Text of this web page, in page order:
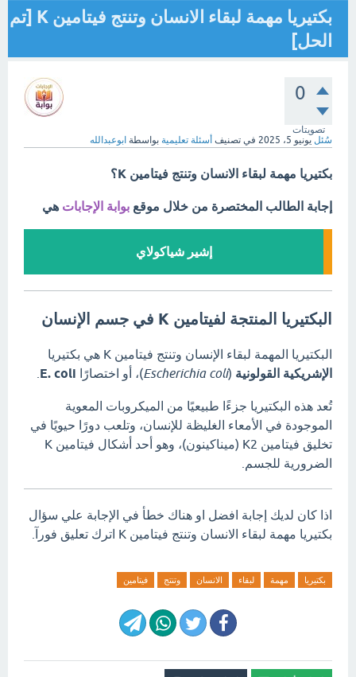
بكتيريا مهمة لبقاء الانسان وتنتج فيتامين K [تم
الحل]
0
تصويتات
سُئل يونيو 5، 2025 في تصنيف أسئلة تعليمية بواسطة ابوعبدالله
بكتيريا مهمة لبقاء الانسان وتنتج فيتامين K؟
إجابة الطالب المختصرة من خلال موقع بوابة الإجابات هي
إشير شياكولاي
البكتيريا المنتجة لفيتامين K في جسم الإنسان
البكتيريا المهمة لبقاء الإنسان وتنتج فيتامين K هي بكتيريا
الإشريكية القولونية (
Escherichia coli)، أو اختصارًا E. coli
تُعد هذه البكتيريا جزءًا طبيعيًا من الميكروبات المعوية
الموجودة في الأمعاء الغليظة للإنسان، وتلعب دورًا حيويًا في
تخليق فيتامين K2 (ميناكينون)، وهو أحد أشكال فيتامين K
الضرورية للجسم.
اذا كان لديك إجابة افضل او هناك خطأ في الإجابة علي سؤال
بكتيريا مهمة لبقاء الانسان وتنتج فيتامين K اترك تعليق فورآ.
بكتيريا مهمة لبقاء الانسان وتنتج فيتامين